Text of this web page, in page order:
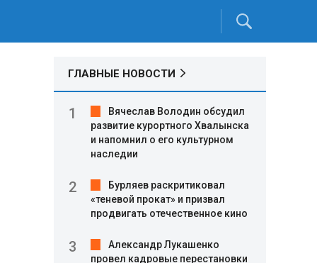
ГЛАВНЫЕ НОВОСТИ
Вячеслав Володин обсудил
развитие курортного Хвалынска
и напомнил о его культурном
наследии
Бурляев раскритиковал
«теневой прокат» и призвал
продвигать отечественное кино
Александр Лукашенко
провел кадровые перестановки